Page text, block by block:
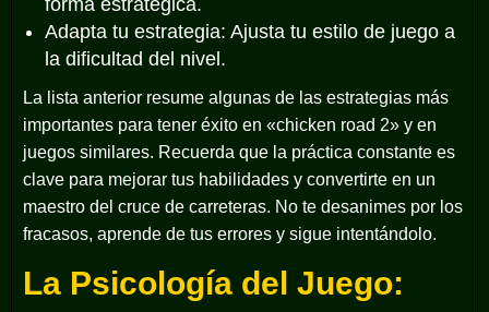
Adapta tu estrategia: Ajusta tu estilo de juego a
la dificultad del nivel.
La lista anterior resume algunas de las estrategias más
importantes para tener éxito en «chicken road 2» y en
juegos similares. Recuerda que la práctica constante es
clave para mejorar tus habilidades y convertirte en un
maestro del cruce de carreteras. No te desanimes por los
fracasos, aprende de tus errores y sigue intentándolo.
La Psicología del Juego: